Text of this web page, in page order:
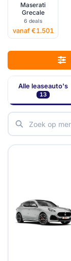
Maserati
Grecale
6 deals
vanaf €1.501
Alle leaseauto's
13